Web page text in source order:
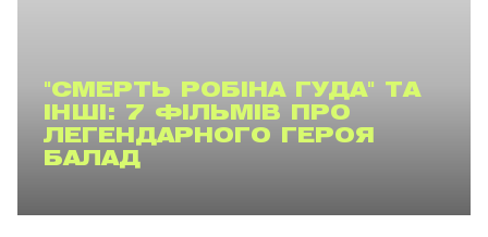
"СМЕРТЬ РОБІНА ГУДА" ТА
ІНШІ: 7 ФІЛЬМІВ ПРО
ЛЕГЕНДАРНОГО ГЕРОЯ
БАЛАД